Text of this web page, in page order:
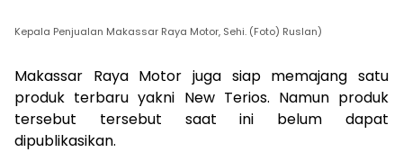
Kepala Penjualan Makassar Raya Motor, Sehi. (Foto) Ruslan)
Makassar Raya Motor juga siap memajang satu
produk terbaru yakni New Terios. Namun produk
tersebut tersebut saat ini belum dapat
dipublikasikan.